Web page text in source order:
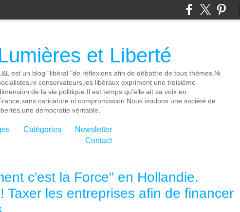
et Liberté
est un blog "libéral "de réflexions afin de débattre de tous thèmes.Ni
conservateurs,les libéraux expriment une troisième
de la vie politique.Il est temps qu'elle ait sa voix en
caricature ni compromission.Nous voulons une socièté de
démocratie véritable.
Catégories
Newsletter
Contact
c'est la Force" en Hollandie.
Taxer les entreprises afin de financer